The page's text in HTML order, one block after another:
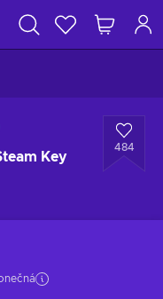
Key
484